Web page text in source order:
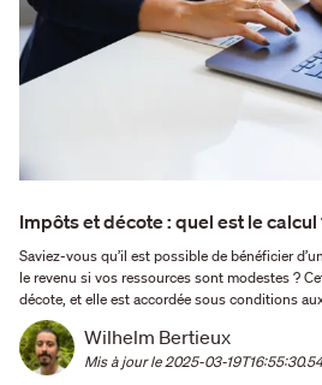
Impôts et décote : quel est le calcul
Saviez-vous qu’il est possible de bénéficier
le revenu si vos ressources sont modestes ?
décote, et elle est accordée sous conditions
considérés comme « faibles » au regard de
calcule la décote ? Qui peut en …
Wilhelm Bertieux
Mis à jour le 2025-03-